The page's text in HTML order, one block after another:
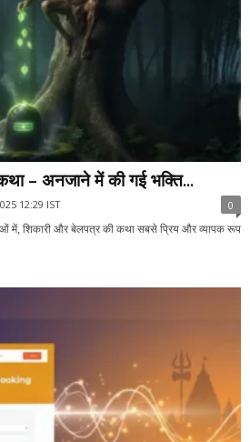
– अनजाने में की गई भक्ति...
12:29 IST 0
में, शिकारी और बेलपत्र की कथा सबसे प्रिय और व्यापक रूप